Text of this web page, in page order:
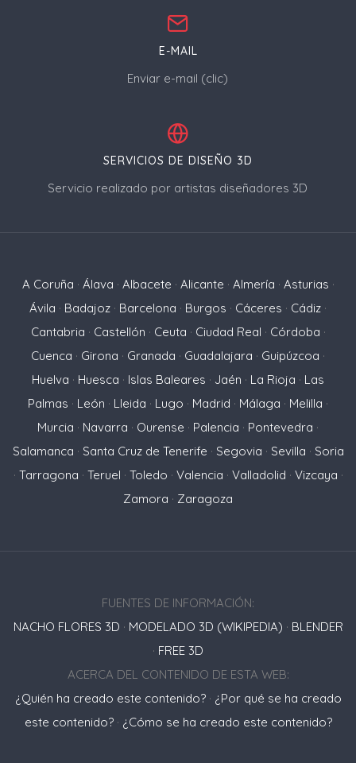
E-MAIL
Enviar e-mail (clic)
SERVICIOS DE DISEÑO 3D
Servicio realizado por artistas diseñadores 3D
A Coruña · Álava · Albacete · Alicante · Almería · Asturias ·
Ávila · Badajoz · Barcelona · Burgos · Cáceres · Cádiz ·
Cantabria · Castellón · Ceuta · Ciudad Real · Córdoba ·
Cuenca · Girona · Granada · Guadalajara · Guipúzcoa ·
Huelva · Huesca · Islas Baleares · Jaén · La Rioja · Las
Palmas · León · Lleida · Lugo · Madrid · Málaga · Melilla ·
Murcia · Navarra · Ourense · Palencia · Pontevedra ·
Salamanca · Santa Cruz de Tenerife · Segovia · Sevilla · Soria
· Tarragona · Teruel · Toledo · Valencia · Valladolid · Vizcaya ·
Zamora · Zaragoza
FUENTES DE INFORMACIÓN:
NACHO FLORES 3D · MODELADO 3D (WIKIPEDIA) · BLENDER
· FREE 3D
ACERCA DEL CONTENIDO DE ESTA WEB:
¿Quién ha creado este contenido?· ¿Por qué se ha creado
este contenido?· ¿Cómo se ha creado este contenido?